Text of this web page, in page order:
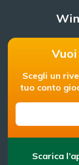
Scegli un
tuo conto
Scarica